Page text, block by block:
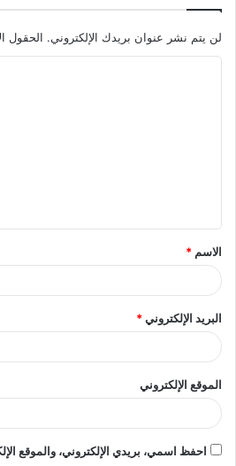
لن يتم نشر عنوان بريدك الإلكتروني. الحقول
ق
*
الاسم *
البريد الإلكتروني*
الموقع الإلكتروني
احفظ اسمي، بريدي الإلكتروني، والموقع